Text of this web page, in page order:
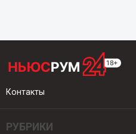
Контакты
РУБРИКИ